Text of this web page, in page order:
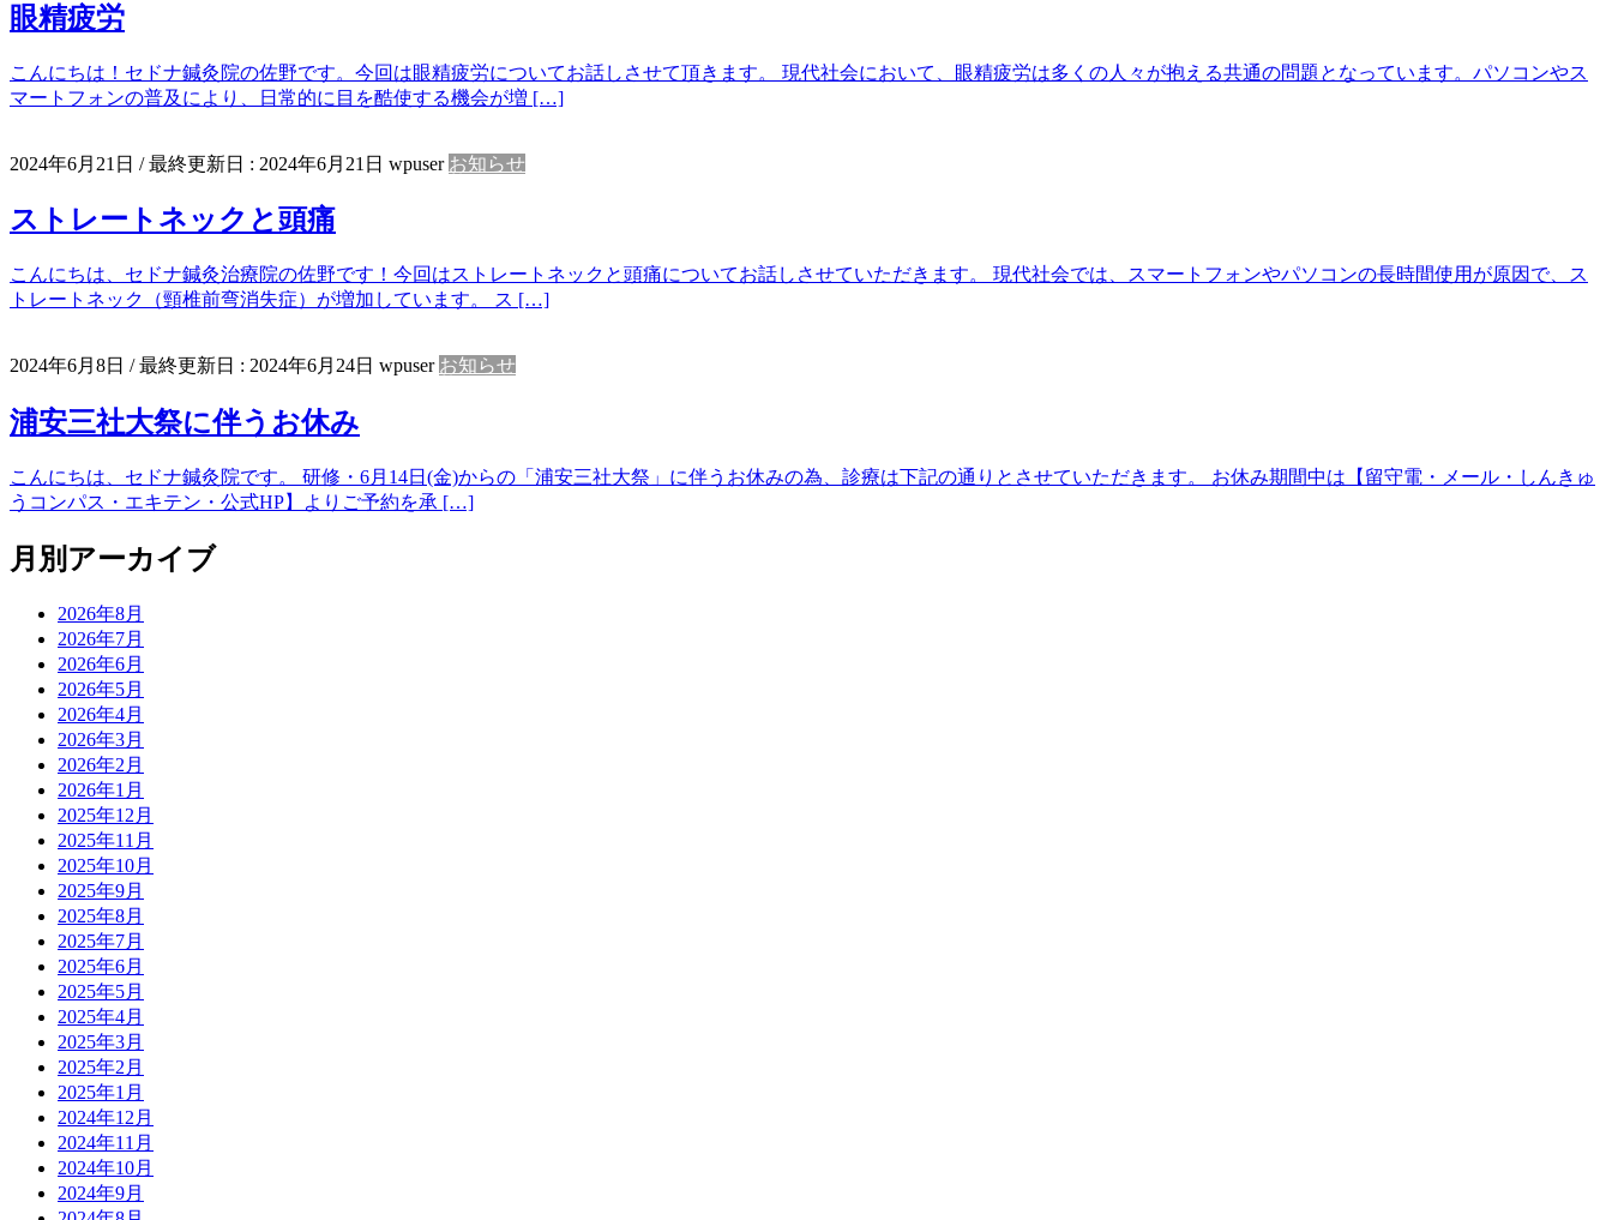
眼精疲労
こんにちは！セドナ鍼灸院の佐野です。今回は眼精疲労についてお話しさせて頂きます。 現代社会において、眼精疲労は多くの人々が抱える共通の問題となっています。パソコンやス
マートフォンの普及により、日常的に目を酷使する機会が増 […]
2024年6月21日 / 最終更新日 : 2024年6月21日 wpuser お知らせ
ストレートネックと頭痛
こんにちは、セドナ鍼灸治療院の佐野です！今回はストレートネックと頭痛についてお話しさせていただきます。 現代社会では、スマートフォンやパソコンの長時間使用が原因で、ス
トレートネック（頸椎前弯消失症）が増加しています。 ス […]
2024年6月8日 / 最終更新日 : 2024年6月24日 wpuser お知らせ
浦安三社大祭に伴うお休み
こんにちは、セドナ鍼灸院です。 研修・6月14日(金)からの「浦安三社大祭」に伴うお休みの為、診療は下記の通りとさせていただきます。 お休み期間中は【留守電・メール・しんきゅ
うコンパス・エキテン・公式HP】よりご予約を承 […]
月別アーカイブ
2026年8月
2026年7月
2026年6月
2026年5月
2026年4月
2026年3月
2026年2月
2026年1月
2025年12月
2025年11月
2025年10月
2025年9月
2025年8月
2025年7月
2025年6月
2025年5月
2025年4月
2025年3月
2025年2月
2025年1月
2024年12月
2024年11月
2024年10月
2024年9月